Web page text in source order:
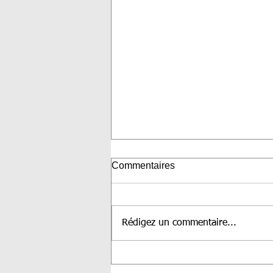
Commentaires
Rédigez un commentaire...